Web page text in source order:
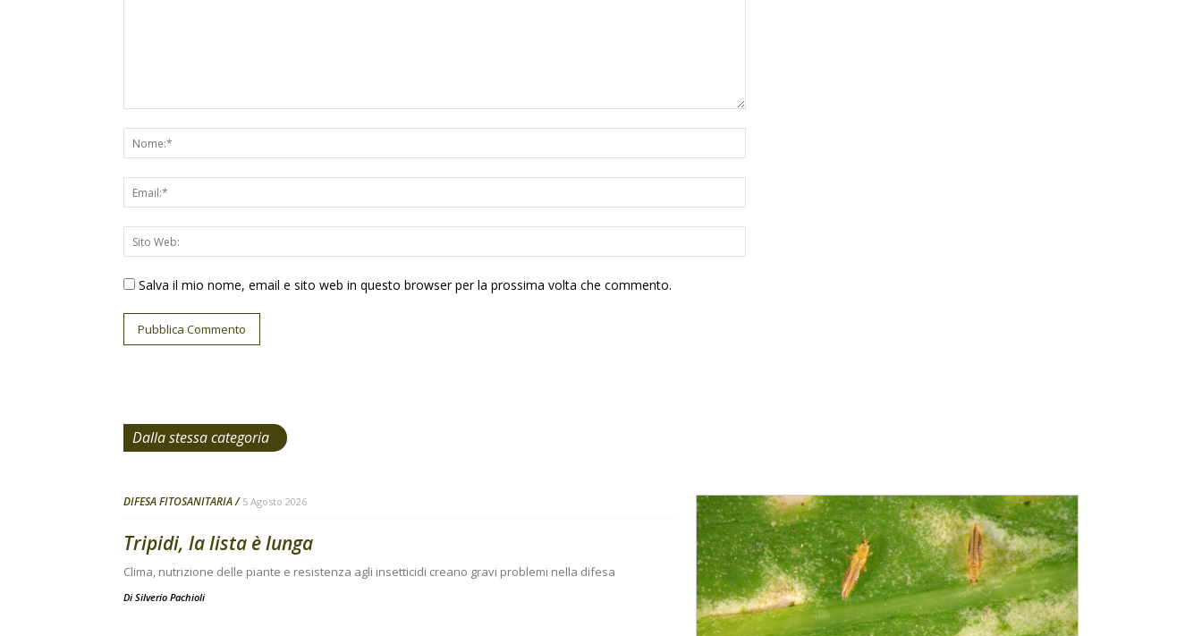
Salva il mio nome, email e sito web in questo browser per la prossima volta che commento.
Dalla stessa categoria
DIFESA FITOSANITARIA 5 Agosto 2026
Tripidi, la lista è lunga
Clima, nutrizione delle piante e resistenza agli insetticidi creano gravi problemi nella difesa
Di Silverio Pachioli